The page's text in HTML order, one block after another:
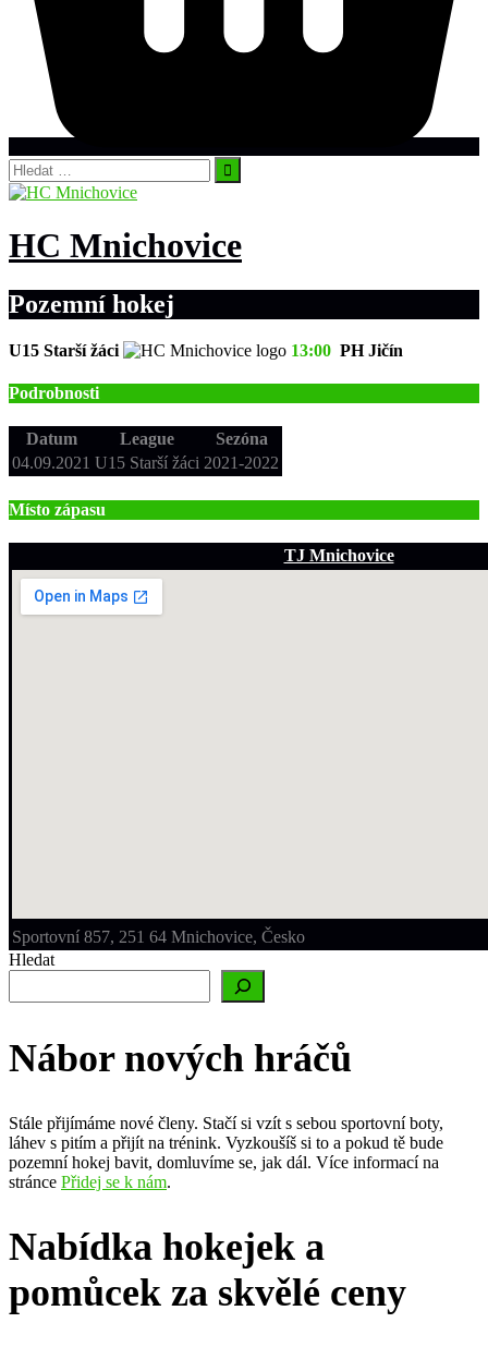
Vyhledávání
HC Mnichovice
Pozemní hokej
U15 Starší žáci 13:00 PH Jičín
Podrobnosti
Datum League
Sezóna
04.09.2021 U15 Starší žáci 2021-2022
Místo zápasu
TJ Mnichovice
Sportovní 857, 251 64 Mnichovice, Česko
Hledat
Nábor nových hráčů
Stále přijímáme nové členy. Stačí si vzít s sebou sportovní boty,
láhev s pitím a přijít na trénink. Vyzkoušíš si to a pokud tě bude
pozemní hokej bavit, domluvíme se, jak dál. Více informací na
stránce Přidej se k nám.
Nabídka hokejek a
pomůcek za skvělé ceny